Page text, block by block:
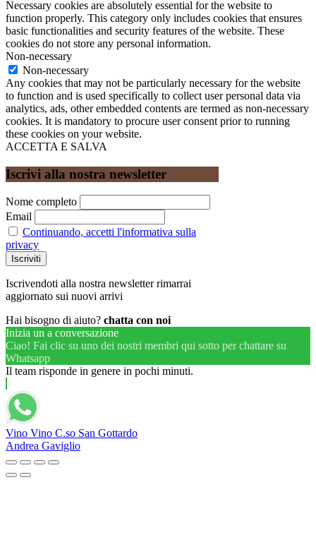
Necessary cookies are absolutely essential for the website to
function properly. This category only includes cookies that ensures
basic functionalities and security features of the website. These
cookies do not store any personal information.
Non-necessary
Non-necessary
Any cookies that may not be particularly necessary for the website
to function and is used specifically to collect user personal data via
analytics, ads, other embedded contents are termed as non-necessary
cookies. It is mandatory to procure user consent prior to running
these cookies on your website.
ACCETTA E SALVA
Iscrivi alla nostra newsletter
Nome completo
Email
Continuando, accetti l'informativa sulla
privacy
Iscrivendoti alla nostra newsletter rimarrai
aggiornato sui nuovi arrivi
Hai bisogno di aiuto? chatta con noi
Inizia un a conversazione
Ciao! Fai clic su uno dei nostri membri qui sotto per chattare su
Whatsapp
Il team risponde in genere in pochi minuti.
Vino Vino C.so San Gottardo
Andrea Gaviglio